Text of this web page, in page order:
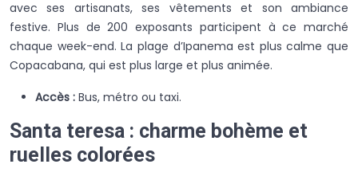
avec ses artisanats, ses vêtements et son ambiance
festive. Plus de 200 exposants participent à ce marché
chaque week-end. La plage d’Ipanema est plus calme que
Copacabana, qui est plus large et plus animée.
Accès : Bus, métro ou taxi.
Santa teresa : charme bohème et
ruelles colorées